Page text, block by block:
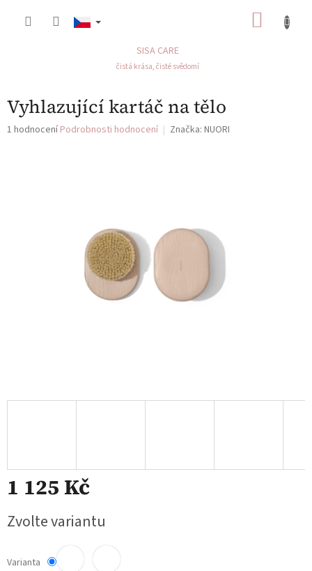
SISA CARE
čistá krása, čisté svědomí
Vyhlazující kartáč na tělo
Průměrné
1 hodnocení Podrobnosti hodnocení Značka: NUORI
1 125 Kč
cena:
Zvolte variantu
Varianta